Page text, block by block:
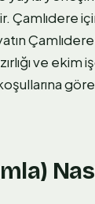
ve ekim